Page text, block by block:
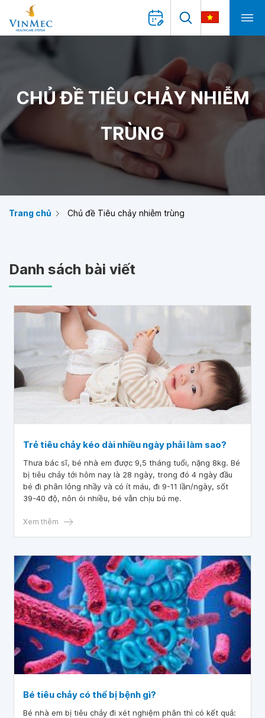
CHỦ ĐỀ TIÊU CHẢY NHIỄM
TRÙNG
Trang chủ Chủ đề Tiêu chảy nhiễm trùng
Danh sách bài viết
Trẻ tiêu chảy kéo dài nhiều ngày phải làm sao?
Thưa bác sĩ, bé nhà em được 9,5 tháng tuổi, nặng 8kg. Bé
bị tiêu chảy tới hôm nay là 28 ngày, trong đó 4 ngày đầu
bé đi phân lỏng nhầy và có ít máu, đi 9-11 lần/ngày, sốt
39-40 độ, nôn ói nhiều, bé vẫn chịu bú mẹ.
Xem thêm
Bé tiêu chảy có thể bị bệnh gì?
Bé nhà em bị tiêu chảy đi xét nghiệm phân thì có kết quả: